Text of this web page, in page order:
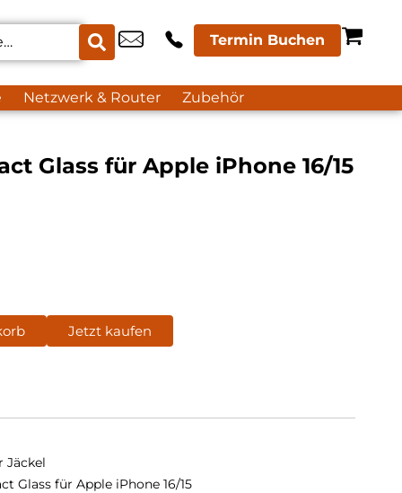
Termin Buchen
Netzwerk & Router Zubehör
Glass für Apple iPhone 16/15
Jetzt kaufen
Jäckel
Glass für Apple iPhone 16/15